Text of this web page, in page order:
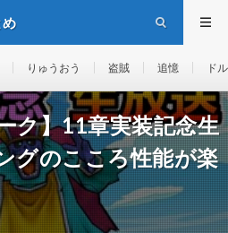
め
りゅうおう 盗賊 追憶 ド
ク】11章実装記念生
グのこころ性能が楽